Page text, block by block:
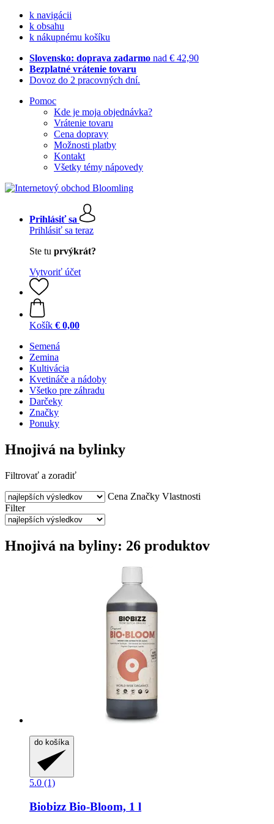
k navigácii
k obsahu
k nákupnému košíku
Slovensko: doprava zadarmo nad € 42,90
Bezplatné vrátenie tovaru
Dovoz do 2 pracovných dní.
Pomoc
Kde je moja objednávka?
Vrátenie tovaru
Cena dopravy
Možnosti platby
Kontakt
Všetky témy nápovedy
Prihlásiť sa
Prihlásiť sa teraz
Ste tu prvýkrát?
Vytvoriť účet
Košík € 0,00
Semená
Zemina
Kultivácia
Kvetináče a nádoby
Všetko pre záhradu
Darčeky
Značky
Ponuky
Hnojivá na bylinky
Filtrovať a zoradiť
Cena Značky Vlastnosti
Filter
Hnojivá na byliny: 26 produktov
do košíka
5.0 (1)
Biobizz Bio-​Bloom, 1 l